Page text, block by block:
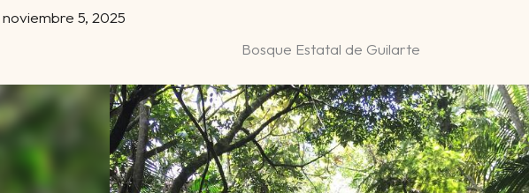
noviembre 5, 2025
Bosque Estatal de Guilarte